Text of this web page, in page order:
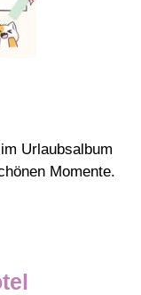
Urlaubsalbum
Momente.